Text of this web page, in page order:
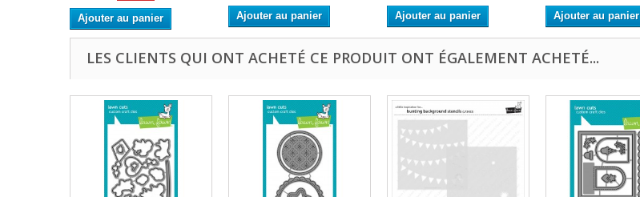
Ajouter au panier Ajouter au panier Ajouter au panier Ajouter au panier
LES CLIENTS QUI ONT ACHETÉ CE PRODUIT ONT ÉGALEMENT ACHETÉ...